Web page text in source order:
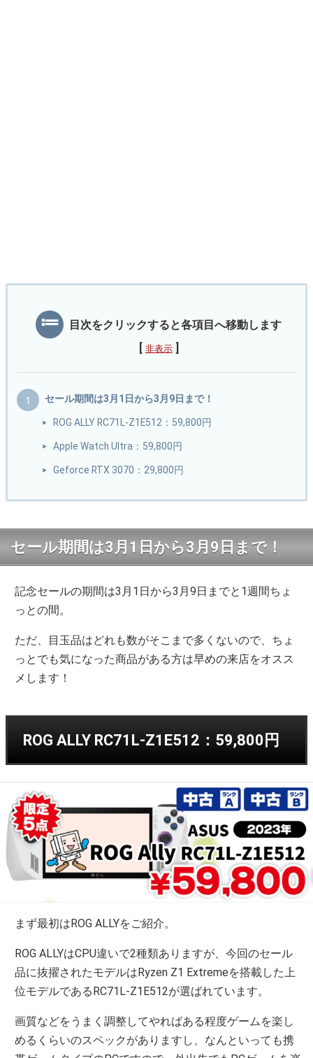
目次をクリックすると各項目へ移動します
[ 非表示 ]
セール期間は3月1日から3月9日まで！
ROG ALLY RC71L-Z1E512：59,800円
Apple Watch Ultra：59,800円
Geforce RTX 3070：29,800円
セール期間は3月1日から3月9日まで！
記念セールの期間は3月1日から3月9日までと1週間ちょ
っとの間。
ただ、目玉品はどれも数がそこまで多くないので、ちょ
っとでも気になった商品がある方は早めの来店をオスス
メします！
ROG ALLY RC71L-Z1E512：59,800円
まず最初はROG ALLYをご紹介。
ROG ALLYはCPU違いで2種類ありますが、今回のセール
品に抜擢されたモデルはRyzen Z1 Extremeを搭載した上
位モデルであるRC71L-Z1E512が選ばれています。
画質などをうまく調整してやればある程度ゲームを楽し
めるくらいのスペックがありますし、なんといっても携